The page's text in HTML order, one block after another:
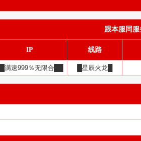
跟本服同服
IP 线路
满速999％无限合██ █星辰火龙█